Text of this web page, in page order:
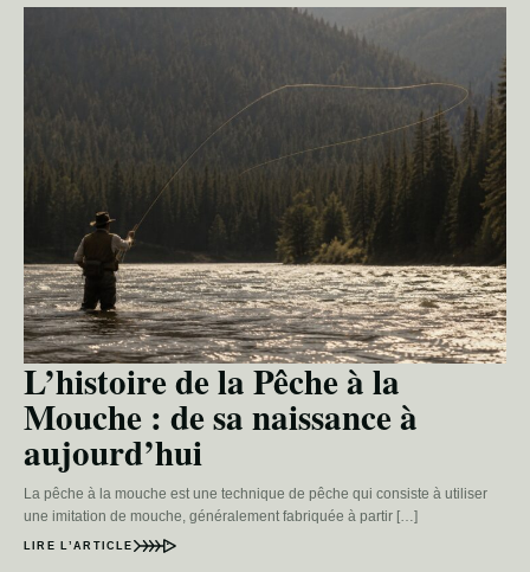
L’histoire de la Pêche à la
Mouche : de sa naissance à
aujourd’hui
La pêche à la mouche est une technique de pêche qui consiste à utiliser
une imitation de mouche, généralement fabriquée à partir […]
LIRE L’ARTICLE